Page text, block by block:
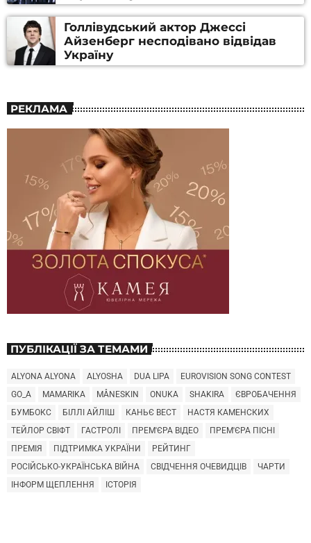
Голлівудський актор Джессі
Айзенберг несподівано відвідав
Україну
РЕКЛАМА
ПУБЛІКАЦІЇ ЗА ТЕМАМИ
ALYONA ALYONA ALYOSHA DUA LIPA
EUROVISION SONG CONTEST
GO_A
MAMARIKA MÅNESKIN ONUKA SHAKIRA
ЄВРОБАЧЕННЯ
БУМБОКС
БІЛЛІ АЙЛІШ КАНЬЄ ВЕСТ
НАСТЯ КАМЕНСКИХ
ТЕЙЛОР СВІФТ
ГАСТРОЛІ ПРЕМ'ЄРА ВІДЕО
ПРЕМ'ЄРА ПІСНІ
ПРЕМІЯ
ПІДТРИМКА УКРАЇНИ
РЕЙТИНГ
РОСІЙСЬКО-УКРАЇНСЬКА ВІЙНА
СВІДЧЕННЯ ОЧЕВИДЦІВ
ЧАРТИ
ІНФОРМ ЩЕПЛЕННЯ
ІСТОРІЯ